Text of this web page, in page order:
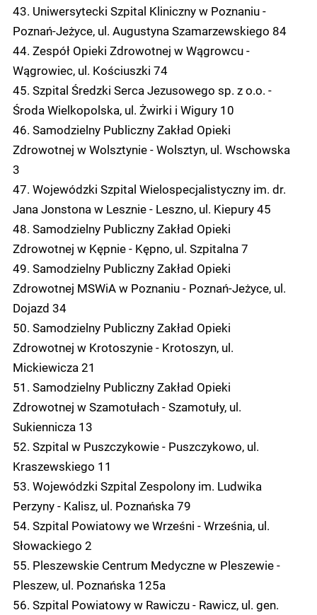
43. Uniwersytecki Szpital Kliniczny w Poznaniu -
Poznań-Jeżyce, ul. Augustyna Szamarzewskiego 84
44. Zespół Opieki Zdrowotnej w Wągrowcu -
Wągrowiec, ul. Kościuszki 74
45. Szpital Średzki Serca Jezusowego sp. z o.o. -
Środa Wielkopolska, ul. Żwirki i Wigury 10
46. Samodzielny Publiczny Zakład Opieki
Zdrowotnej w Wolsztynie - Wolsztyn, ul. Wschowska
3
47. Wojewódzki Szpital Wielospecjalistyczny im. dr.
Jana Jonstona w Lesznie - Leszno, ul. Kiepury 45
48. Samodzielny Publiczny Zakład Opieki
Zdrowotnej w Kępnie - Kępno, ul. Szpitalna 7
49. Samodzielny Publiczny Zakład Opieki
Zdrowotnej MSWiA w Poznaniu - Poznań-Jeżyce, ul.
Dojazd 34
50. Samodzielny Publiczny Zakład Opieki
Zdrowotnej w Krotoszynie - Krotoszyn, ul.
Mickiewicza 21
51. Samodzielny Publiczny Zakład Opieki
Zdrowotnej w Szamotułach - Szamotuły, ul.
Sukiennicza 13
52. Szpital w Puszczykowie - Puszczykowo, ul.
Kraszewskiego 11
53. Wojewódzki Szpital Zespolony im. Ludwika
Perzyny - Kalisz, ul. Poznańska 79
54. Szpital Powiatowy we Wrześni - Września, ul.
Słowackiego 2
55. Pleszewskie Centrum Medyczne w Pleszewie -
Pleszew, ul. Poznańska 125a
56. Szpital Powiatowy w Rawiczu - Rawicz, ul. gen.